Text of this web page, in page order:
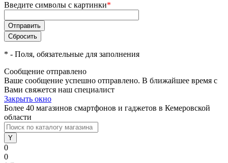
Введите символы с картинки*
* - Поля, обязательные для заполнения
Сообщение отправлено
Ваше сообщение успешно отправлено. В ближайшее время с
Вами свяжется наш специалист
Закрыть окно
Более 40 магазинов смартфонов и гаджетов в Кемеровской
области
0
0